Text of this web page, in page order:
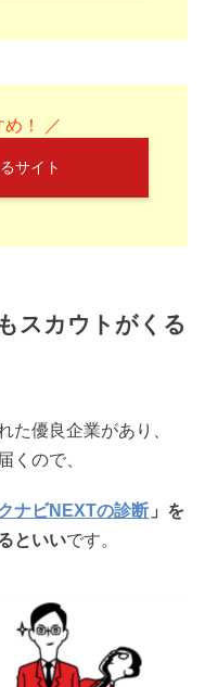
め！ ／
サイト
スカウトがくる
た優良企業があり、
くので、
ナビNEXTの診断 」を
といいです。